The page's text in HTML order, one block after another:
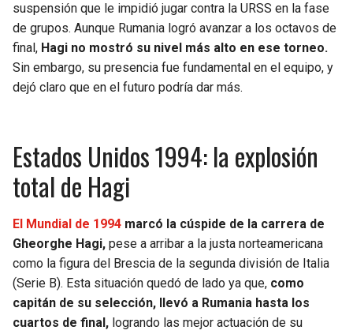
suspensión que le impidió jugar contra la URSS en la fase
de grupos. Aunque Rumania logró avanzar a los octavos de
final, Hagi no mostró su nivel más alto en ese torneo.
Sin embargo, su presencia fue fundamental en el equipo, y
dejó claro que en el futuro podría dar más.
Estados Unidos 1994: la explosión
total de Hagi
El Mundial de 1994 marcó la cúspide de la carrera de
Gheorghe Hagi, pese a arribar a la justa norteamericana
como la figura del Brescia de la segunda división de Italia
(Serie B). Esta situación quedó de lado ya que, como
capitán de su selección, llevó a Rumania hasta los
cuartos de final, logrando las mejor actuación de su